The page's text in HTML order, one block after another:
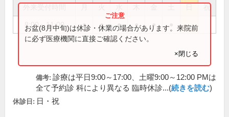
祝
8:00～11:00 ● ● ● ● ●
お盆(8月中旬)は休診・休業の場合があります。来院前
に必ず医療機関に直接ご確認ください。
×閉じる
備考: 診療は平日9:00～17:00、土曜9:00～12:00 PMは
全て予約診 科により異なる 臨時休診...(続きを読む)
休診日: 日・祝